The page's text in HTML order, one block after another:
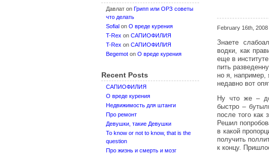
Давлат on Грипп или ОРЗ советы
что делать
Sofial on О вреде курения
T-Rex on САПИОФИЛИЯ
T-Rex on САПИОФИЛИЯ
Begemot on О вреде курения
Recent Posts
САПИОФИЛИЯ
О вреде курения
Недвижимость для штанги
Про ремонт
Девушки, такие Девушки
To know or not to know, that is the
question
Про жизнь и смерть и мозг
February 16th,
Знаете
водки, как
еще в
пить
но я, например,
недавно вот
Ну что же –
быстро –
после того как
Решил
в какой
получить
к концу.